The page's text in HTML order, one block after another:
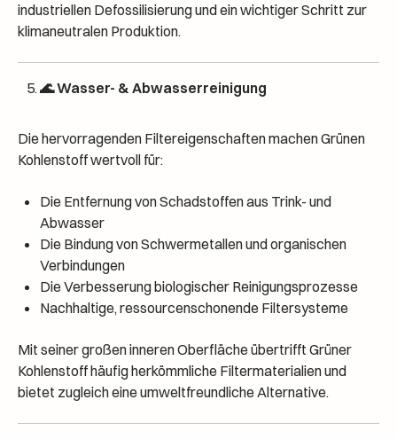
industriellen Defossilisierung und ein wichtiger Schritt zur
klimaneutralen Produktion.
🌊 Wasser- & Abwasserreinigung
Die hervorragenden Filtereigenschaften machen Grünen
Kohlenstoff wertvoll für:
Die Entfernung von Schadstoffen aus Trink- und
Abwasser
Die Bindung von Schwermetallen und organischen
Verbindungen
Die Verbesserung biologischer Reinigungsprozesse
Nachhaltige, ressourcenschonende Filtersysteme
Mit seiner großen inneren Oberfläche übertrifft Grüner
Kohlenstoff häufig herkömmliche Filtermaterialien und
bietet zugleich eine umweltfreundliche Alternative.